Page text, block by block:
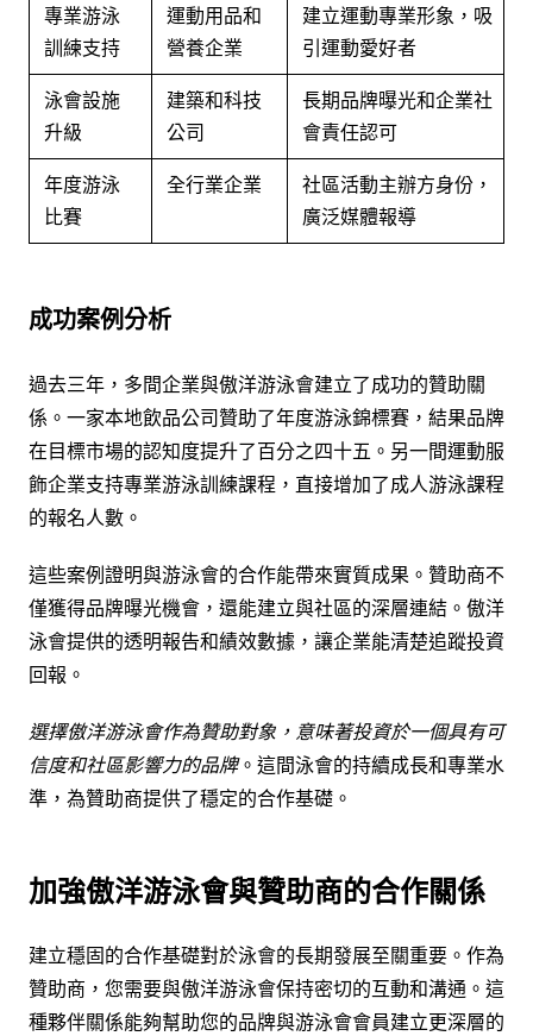
專業游泳
訓練支持
運動用品和
營養企業
建立運動專業形象，吸
引運動愛好者
泳會設施
升級
建築和科技
公司
長期品牌曝光和企業社
會責任認可
年度游泳
比賽
全行業企業
社區活動主辦方身份，
廣泛媒體報導
成功案例分析
過去三年，多間企業與傲洋游泳會建立了成功的贊助關
係。一家本地飲品公司贊助了年度游泳錦標賽，結果品牌
在目標市場的認知度提升了百分之四十五。另一間運動服
飾企業支持專業游泳訓練課程，直接增加了成人游泳課程
的報名人數。
這些案例證明與游泳會的合作能帶來實質成果。贊助商不
僅獲得品牌曝光機會，還能建立與社區的深層連結。傲洋
泳會提供的透明報告和績效數據，讓企業能清楚追蹤投資
回報。
選擇傲洋游泳會作為贊助對象，意味著投資於一個具有可
信度和社區影響力的品牌。這間泳會的持續成長和專業水
準，為贊助商提供了穩定的合作基礎。
加強傲洋游泳會與贊助商的合作關係
建立穩固的合作基礎對於泳會的長期發展至關重要。作為
贊助商，您需要與傲洋游泳會保持密切的互動和溝通。這
種夥伴關係能夠幫助您的品牌與游泳會會員建立更深層的